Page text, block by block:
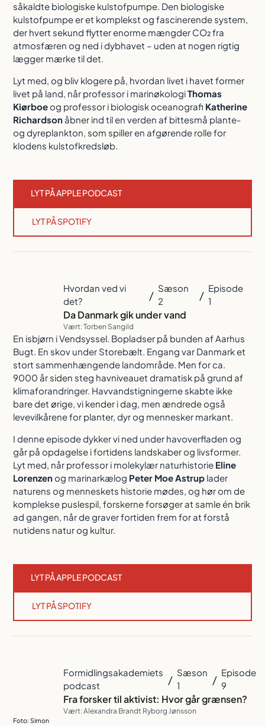
såkaldte biologiske kulstofpumpe. Den biologiske
kulstofpumpe er et komplekst og fascinerende system,
der hvert sekund flytter enorme mængder CO₂ fra
atmosfæren og ned i dybhavet – uden at nogen rigtig
lægger mærke til det.
Lyt med, og bliv klogere på, hvordan livet i havet former
livet på land, når professor i marinøkologiThomas
Kiørboeog professor i biologisk oceanografi Katherine
Richardsonåbner ind til en verden af bittesmå plante-
og dyreplankton, som spiller en afgørende rolle for
klodens kulstofkredsløb.
LYT PÅ APPLE PODCAST
LYT PÅ SPOTIFY
Hvordan ved vi
det?
/ Sæson
2
/ Episode
1
Da Danmark gik under vand
Vært: Torben Sangild
En isbjørn i Vendsyssel. Bopladser på bunden af Aarhus
Bugt. En skov under Storebælt. Engang var Danmark et
stort sammenhængende landområde. Men for ca.
9000 år siden steg havniveauet dramatisk på grund af
klimaforandringer. Havvandstigningerne skabte ikke
bare det ørige, vi kender i dag, men ændrede også
levevilkårene for planter, dyr og mennesker markant.
I denne episode dykker vi ned under havoverfladen og
går på opdagelse i fortidens landskaber og livsformer.
Lyt med, når professor i molekylær naturhistorie Eline
Lorenzenog marinarkælog Peter Moe Astrup lader
naturens og menneskets historie mødes, og hør om de
komplekse puslespil, forskerne forsøger at samle én brik
ad gangen, når de graver fortiden frem for at forstå
nutidens natur og kultur.
LYT PÅ APPLE PODCAST
LYT PÅ SPOTIFY
Foto: Simon
Formidlingsakademiets
podcast
/ Sæson
1
/ Episode
9
Fra forsker til aktivist: Hvor går grænsen?
Vært: Alexandra Brandt Ryborg Jønsson